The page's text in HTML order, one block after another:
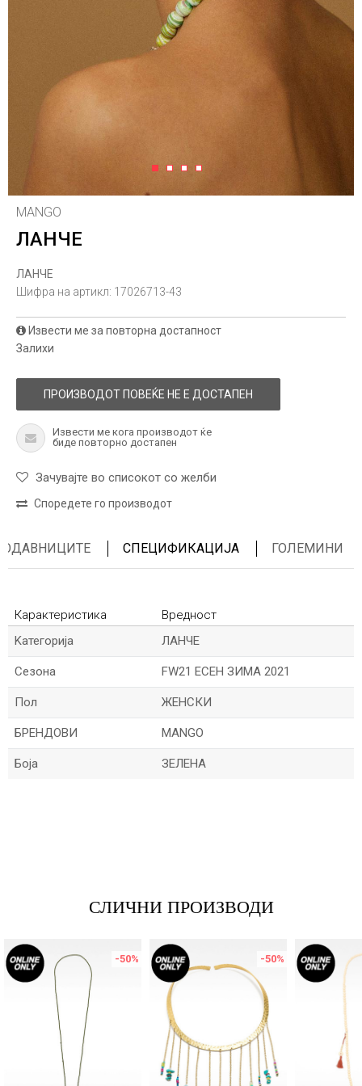
1 2 3 4
MANGO
ЛАНЧЕ
ЛАНЧЕ
Шифра на артикл: 17026713-43
Извести ме за повторна достапност
Залихи
ПРОИЗВОДОТ ПОВЕЌЕ НЕ Е ДОСТАПЕН
Извести ме кога производот ќе
биде повторно достапен
Зачувајте во списокот со желби
Споредете го производот
СПЕЦИФИКАЦИЈА ГОЛЕМИНИ
Карактеристика
Вредност
Kатегорија
ЛАНЧЕ
Сезона FW21 ЕСЕН ЗИМА 2021
Пол ЖЕНСКИ
БРЕНДОВИ MANGO
Боја ЗЕЛЕНА
Порака
ИСПРАТИ
СЛИЧНИ ПРОИЗВОДИ
-50% -50%